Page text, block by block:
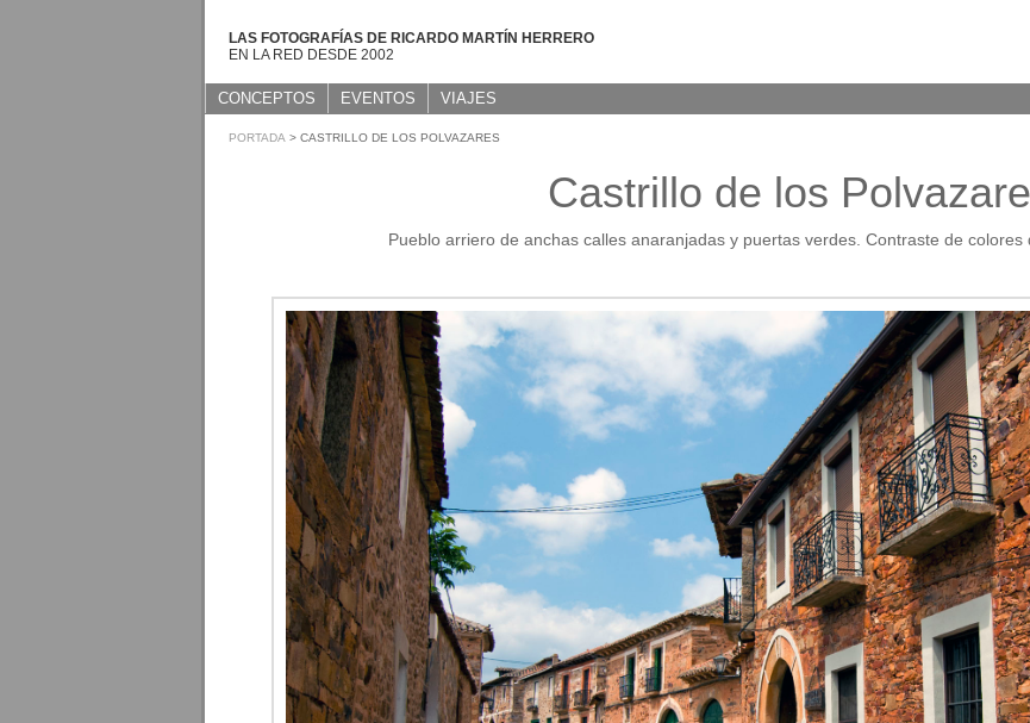
LAS FOTOGRAFÍAS DE RICARDO MARTÍN HERRERO
EN LA RED DESDE 2002
CONCEPTOS EVENTOS VIAJES
PORTADA > CASTRILLO DE LOS POLVAZARES
Castrillo de los
Pueblo arriero de anchas calles anaranjadas y puertas verdes. Contraste de colores